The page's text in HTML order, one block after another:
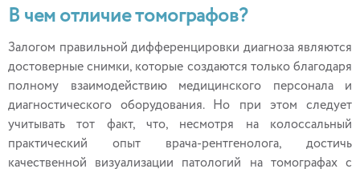
В чем отличие томографов?
Залогом правильной дифференцировки диагноза являются
достоверные снимки, которые создаются только благодаря
полному взаимодействию медицинского персонала и
диагностического оборудования. Но при этом следует
учитывать тот факт, что, несмотря на колоссальный
практический опыт врача-рентгенолога, достичь
качественной визуализации патологий на томографах с